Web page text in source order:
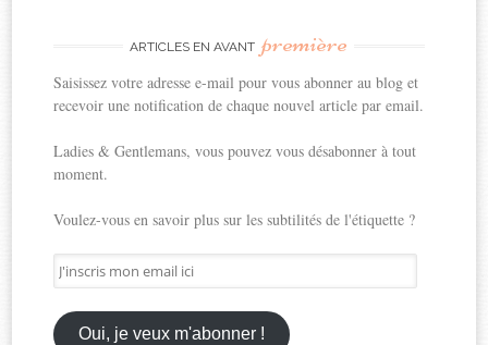
ARTICLES EN AVANT première
Saisissez votre adresse e-mail pour vous abonner au blog et
recevoir une notification de chaque nouvel article par email.
Ladies & Gentlemans, vous pouvez vous désabonner à tout
moment.
Voulez-vous en savoir plus sur les subtilités de l'étiquette ?
J'inscris
mon
email
ici
Oui, je veux m'abonner !